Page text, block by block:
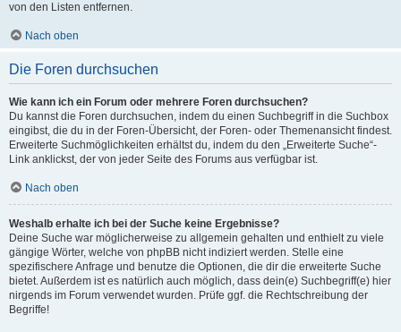
von den Listen entfernen.
Nach oben
Die Foren durchsuchen
Wie kann ich ein Forum oder mehrere Foren durchsuchen?
Du kannst die Foren durchsuchen, indem du einen Suchbegriff in die Suchbox
eingibst, die du in der Foren-Übersicht, der Foren- oder Themenansicht findest.
Erweiterte Suchmöglichkeiten erhältst du, indem du den „Erweiterte Suche“-
Link anklickst, der von jeder Seite des Forums aus verfügbar ist.
Nach oben
Weshalb erhalte ich bei der Suche keine Ergebnisse?
Deine Suche war möglicherweise zu allgemein gehalten und enthielt zu viele
gängige Wörter, welche von phpBB nicht indiziert werden. Stelle eine
spezifischere Anfrage und benutze die Optionen, die dir die erweiterte Suche
bietet. Außerdem ist es natürlich auch möglich, dass dein(e) Suchbegriff(e) hier
nirgends im Forum verwendet wurden. Prüfe ggf. die Rechtschreibung der
Begriffe!